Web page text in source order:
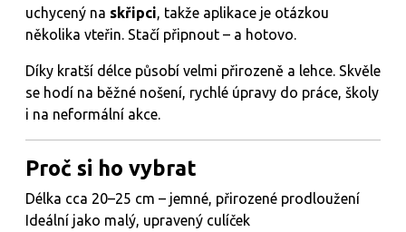
uchycený na skřipci, takže aplikace je otázkou
několika vteřin. Stačí připnout – a hotovo.
Díky kratší délce působí velmi přirozeně a lehce. Skvěle
se hodí na běžné nošení, rychlé úpravy do práce, školy
i na neformální akce.
Proč si ho vybrat
Délka cca 20–25 cm – jemné, přirozené prodloužení
Ideální jako malý, upravený culíček